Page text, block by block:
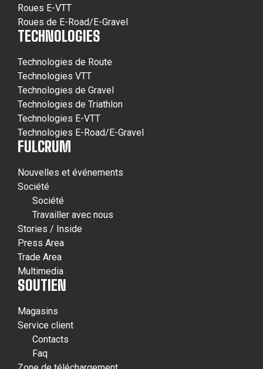
Roues E-VTT
Roues de E-Road/E-Gravel
TECHNOLOGIES
Technologies de Route
Technologies VTT
Technologies de Gravel
Technologies de Triathlon
Technologies E-VTT
Technologies E-Road/E-Gravel
FULCRUM
Nouvelles et événements
Société
Société
Travailler avec nous
Stories / Inside
Press Area
Trade Area
Multimedia
SOUTIEN
Magasins
Service client
Contacts
Faq